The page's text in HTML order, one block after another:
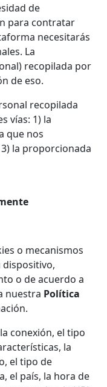
de
para contratar
necesitarás
La
recopilada por
de eso.
recopilada
vías: 1) la
que nos
la proporcionada
o mecanismos
dispositivo,
o de acuerdo a
nuestra Política
conexión, el tipo
la
el tipo de
el país, la hora de